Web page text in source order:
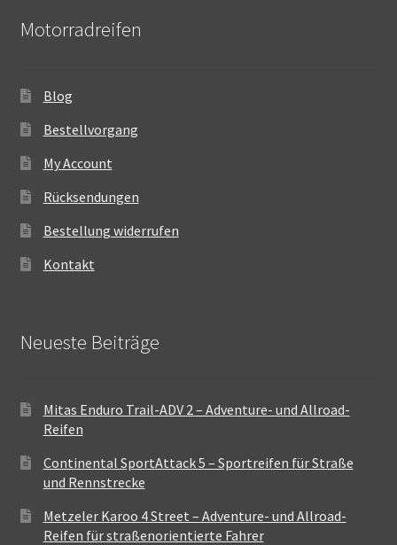
Motorradreifen
Blog
Bestellvorgang
My Account
Rücksendungen
Bestellung widerrufen
Kontakt
Neueste Beiträge
Mitas Enduro Trail-ADV 2 – Adventure- und Allroad-
Reifen
Continental SportAttack 5 – Sportreifen für Straße
und Rennstrecke
Metzeler Karoo 4 Street – Adventure- und Allroad-
Reifen für straßenorientierte Fahrer